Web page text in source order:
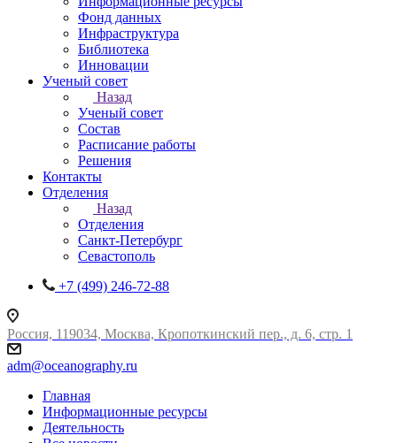
Фонд данных
Инфраструктура
Библиотека
Инновации
Ученый совет
Назад
Ученый совет
Состав
Расписание работы
Решения
Контакты
Отделения
Назад
Отделения
Санкт-Петербург
Севастополь
+7 (499) 246-72-88
Россия, 119034, Москва, Кропоткинский пер., д. 6, стр. 1
adm@oceanography.ru
Главная
Информационные ресурсы
Деятельность